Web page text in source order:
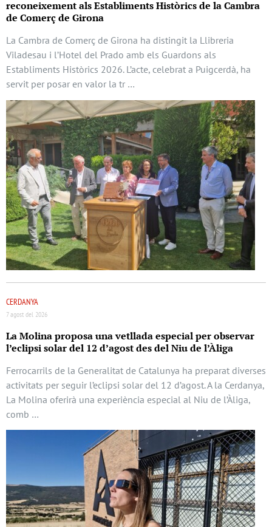
reconeixement als Establiments Històrics de la Cambra
de Comerç de Girona
La Cambra de Comerç de Girona ha distingit la Llibreria
Viladesau i l’Hotel del Prado amb els Guardons als
Establiments Històrics 2026. L’acte, celebrat a Puigcerdà, ha
servit per posar en valor la tr …
CERDANYA
7 agost del 2026
La Molina proposa una vetllada especial per observar
l’eclipsi solar del 12 d’agost des del Niu de l’Àliga
Ferrocarrils de la Generalitat de Catalunya ha preparat diverses
activitats per seguir l’eclipsi solar del 12 d’agost. A la Cerdanya,
La Molina oferirà una experiència especial al Niu de l’Àliga,
comb …